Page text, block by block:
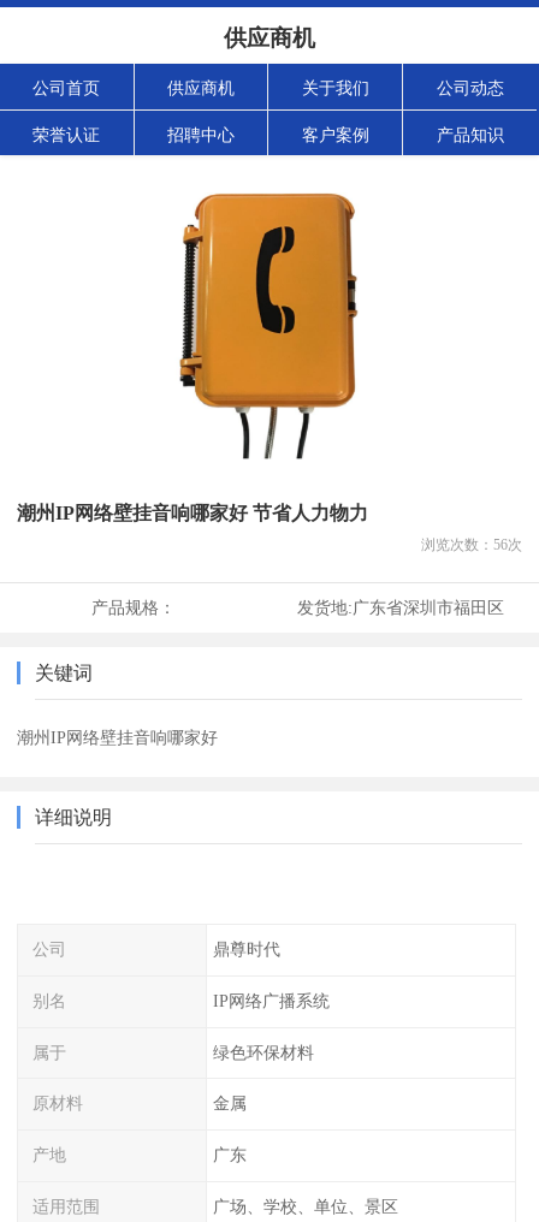
供应商机
公司首页 供应商机 关于我们 公司动态
荣誉认证 招聘中心 客户案例 产品知识
潮州IP网络壁挂音响哪家好 节省人力物力
浏览次数： 56次
产品规格： 发货地:广东省深圳市福田区
关键词
潮州IP网络壁挂音响哪家好
详细说明
公司 鼎尊时代
别名 IP网络广播系统
属于 绿色环保材料
原材料 金属
产地 广东
适用范围 广场、学校、单位、景区